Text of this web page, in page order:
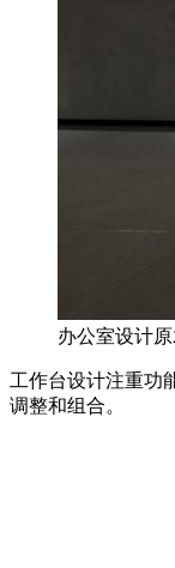
办公室设计
工作台设计注重功
调整和组合。